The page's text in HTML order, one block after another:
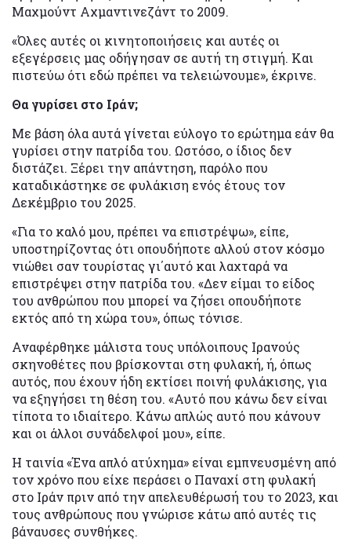
Μαχμούντ Αχμαντινεζάντ το 2009.
«Όλες αυτές οι κινητοποιήσεις και αυτές οι
εξεγέρσεις μας οδήγησαν σε αυτή τη στιγμή. Και
πιστεύω ότι εδώ πρέπει να τελειώνουμε», έκρινε.
Θα γυρίσει στο Ιράν;
Με βάση όλα αυτά γίνεται εύλογο το ερώτημα εάν θα
γυρίσει στην πατρίδα του. Ωστόσο, ο ίδιος δεν
διστάζει. Ξέρει την απάντηση, παρόλο που
καταδικάστηκε σε φυλάκιση ενός έτους τον
Δεκέμβριο του 2025.
«Για το καλό μου, πρέπει να επιστρέψω», είπε,
υποστηρίζοντας ότι οπουδήποτε αλλού στον κόσμο
νιώθει σαν τουρίστας γι΄αυτό και λαχταρά να
επιστρέψει στην πατρίδα του. «Δεν είμαι το είδος
του ανθρώπου που μπορεί να ζήσει οπουδήποτε
εκτός από τη χώρα του», όπως τόνισε.
Αναφέρθηκε μάλιστα τους υπόλοιπους Ιρανούς
σκηνοθέτες που βρίσκονται στη φυλακή, ή, όπως
αυτός, που έχουν ήδη εκτίσει ποινή φυλάκισης, για
να εξηγήσει τη θέση του. «Αυτό που κάνω δεν είναι
τίποτα το ιδιαίτερο. Κάνω απλώς αυτό που κάνουν
και οι άλλοι συνάδελφοί μου», είπε.
Η ταινία «Ένα απλό ατύχημα» είναι εμπνευσμένη από
τον χρόνο που είχε περάσει ο Παναχί στη φυλακή
στο Ιράν πριν από την απελευθέρωσή του το 2023, και
τους ανθρώπους που γνώρισε κάτω από αυτές τις
βάναυσες συνθήκες.